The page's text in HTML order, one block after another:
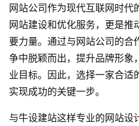
网站公司作为现代互联网时
网站建设和优化服务，更是推
要力量。通过与网站公司的合
争中脱颖而出，提升品牌形象
业目标。因此，选择一家合适
实现成功的关键一步。
与牛设建站这样专业的网站设